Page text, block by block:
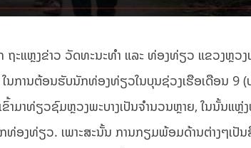
ແຫຼງຂ່າວ ວັດທະນະທໍາ ແລະ ທ່ອງທ່ຽວ ແຂວງຫຼວງ
ການຕ້ອນຮັບນັກທ່ອງທ່ຽວໃນບຸນຊ່ວງເຮືອເດືອນ 9 (
າມາທ່ຽວຊົມຫຼວງພະບາງເປັນຈໍານວນຫຼາຍ, ໃນນັ້ນແ
ອງທ່ຽວ. ເພາະສະນັ້ນ ການກຽມພ້ອມດ້ານຕ່າງໆເປັນ